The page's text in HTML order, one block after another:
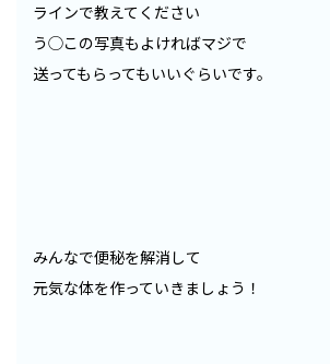
ラインで教えてください
う◯この写真もよければマジで
送ってもらってもいいぐらいです。
みんなで便秘を解消して
元気な体を作っていきましょう！